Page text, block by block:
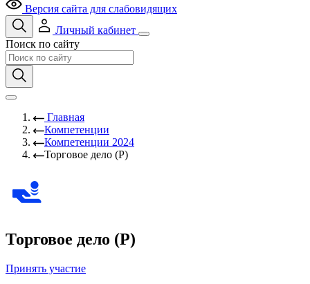
Версия сайта для слабовидящих
Личный кабинет
Поиск по сайту
Главная
Компетенции
Компетенции 2024
Торговое дело (Р)
Торговое дело (Р)
Принять участие